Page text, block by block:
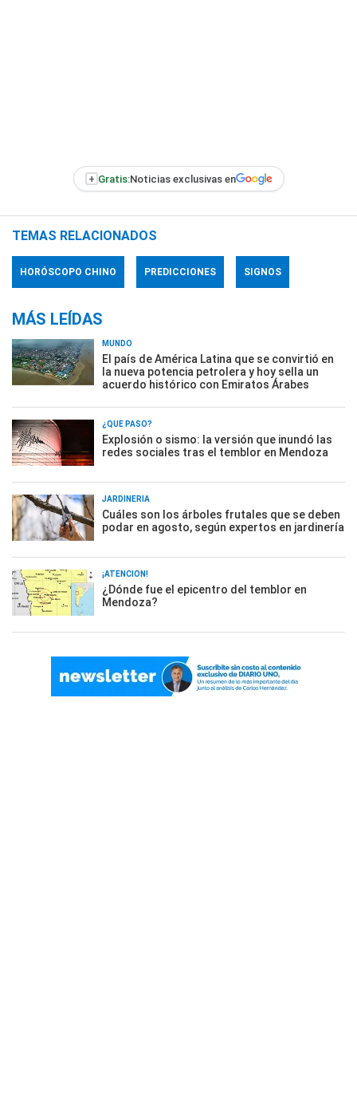
+ Gratis:Noticias exclusivas en
TEMAS RELACIONADOS
HORÓSCOPO CHINO PREDICCIONES SIGNOS
MÁS LEÍDAS
MUNDO
El país de América Latina que se convirtió en
la nueva potencia petrolera y hoy sella un
acuerdo histórico con Emiratos Árabes
¿QUÉ PASÓ?
Explosión o sismo: la versión que inundó las
redes sociales tras el temblor en Mendoza
JARDINERÍA
Cuáles son los árboles frutales que se deben
podar en agosto, según expertos en jardinería
¡ATENCIÓN!
¿Dónde fue el epicentro del temblor en
Mendoza?